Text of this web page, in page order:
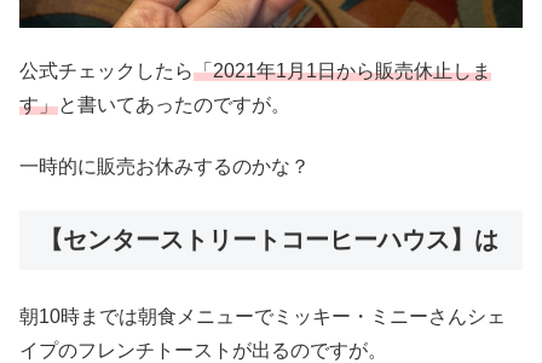
公式チェックしたら「2021年1月1日から販売休止しま
す」と書いてあったのですが。
一時的に販売お休みするのかな？
【センターストリートコーヒーハウス】は
朝10時までは朝食メニューでミッキー・ミニーさんシェ
イプのフレンチトーストが出るのですが。